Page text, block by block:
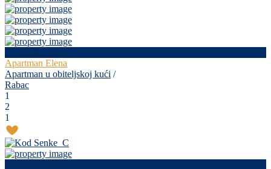
Apartman Elena
Apartman u obiteljskoj kući /
Rabac
1
2
1